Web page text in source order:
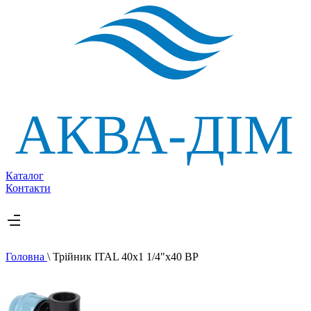
Каталог
Контакти
Головна \ Трійник ITAL 40х1 1/4"х40 ВР